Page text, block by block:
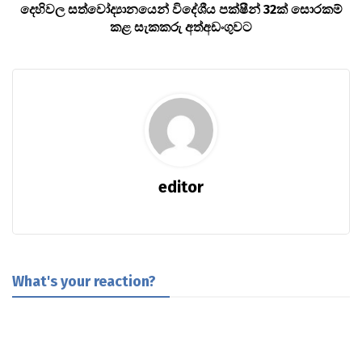
දෙහිවල සත්වෝද්‍යානයෙන් විදේශීය පක්ෂීන් 32ක් සොරකම්
කළ සැකකරු අත්අඩංගුවට
editor
What's your reaction?